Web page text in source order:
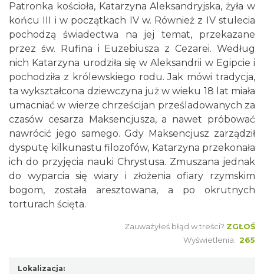
Patronka kościoła, Katarzyna Aleksandryjska, żyła w
końcu III i w początkach IV w. Również z IV stulecia
pochodzą świadectwa na jej temat, przekazane
przez św. Rufina i Euzebiusza z Cezarei. Według
nich Katarzyna urodziła się w Aleksandrii w Egipcie i
pochodziła z królewskiego rodu. Jak mówi tradycja,
ta wykształcona dziewczyna już w wieku 18 lat miała
umacniać w wierze chrześcijan prześladowanych za
czasów cesarza Maksencjusza, a nawet próbować
nawrócić jego samego. Gdy Maksencjusz zarządził
dysputę kilkunastu filozofów, Katarzyna przekonała
ich do przyjęcia nauki Chrystusa. Zmuszana jednak
do wyparcia się wiary i złożenia ofiary rzymskim
bogom, została aresztowana, a po okrutnych
torturach ścięta.
Zauważyłeś błąd w treści? ZGŁOŚ
Wyświetlenia: 265
Lokalizacja: